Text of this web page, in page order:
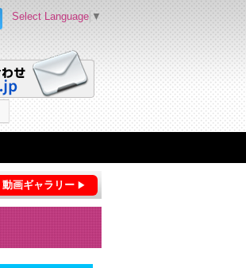
Select Language ▼
動画ギャラリー